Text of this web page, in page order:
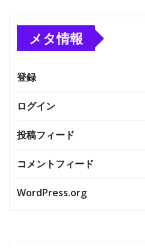
メタ情報
登録
ログイン
投稿フィード
コメントフィード
WordPress.org